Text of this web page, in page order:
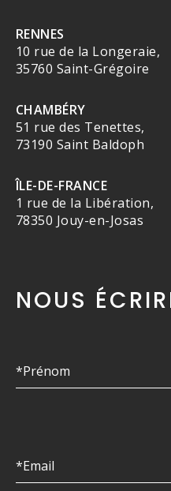
RENNES
10 rue de la Longeraie,
35760 Saint-Grégoire
CHAMBÉRY
51 rue des Tenettes,
73190 Saint Baldoph
ÎLE-DE-FRANCE
1 rue de la Libération,
78350 Jouy-en-Josas
NOUS